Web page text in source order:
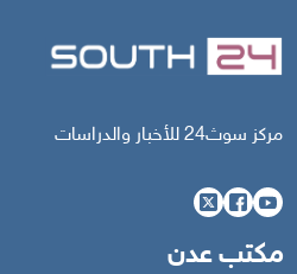
مركز سوث24 للأخبار والدراسات
مكتب عدن